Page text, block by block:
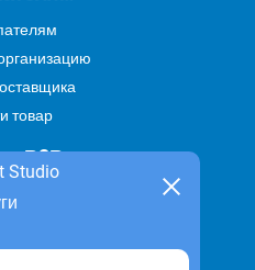
Studio
товар
В2В
услугу